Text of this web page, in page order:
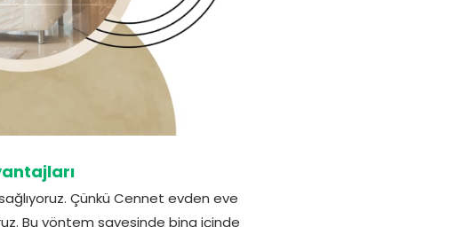
Çünkü Cennet evden eve
Bu yöntem sayesinde bina içinde